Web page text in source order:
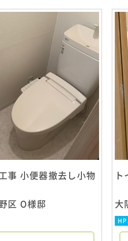
事 小便器撤去し小物
区 O様邸
大
HP